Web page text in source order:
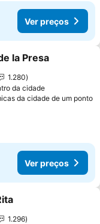
Ver preços
aos favoritos
la Presa
1.280
da cidade
da cidade de um ponto
Ver preços
aos favoritos
1.296